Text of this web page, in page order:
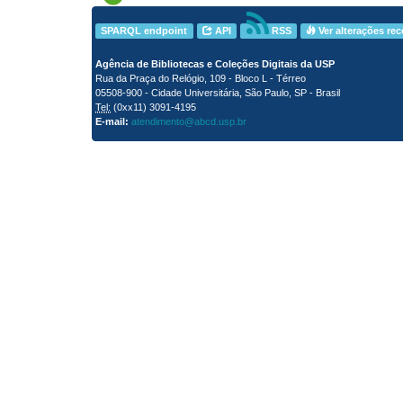
SPARQL endpoint API RSS Ver alterações
Agência de Bibliotecas e Coleções Digitais da USP
Rua da Praça do Relógio, 109 - Bloco L - Térreo
05508-900 - Cidade Universitária, São Paulo, SP - Brasil
Tel: (0xx11) 3091-4195
E-mail: atendimento@abcd.usp.br